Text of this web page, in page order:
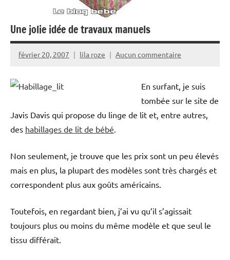
Une jolie idée de travaux manuels
février 20, 2007 lila roze Aucun commentaire
En surfant, je suis
tombée sur le site de
Javis Davis qui propose du linge de lit et, entre autres,
des habillages de lit de bébé
Non seulement, je trouve que les prix sont un peu élevés
mais en plus, la plupart des modèles sont très chargés et
correspondent plus aux goûts américains.
Toutefois, en regardant bien, j’ai vu qu’il s’agissait
toujours plus ou moins du même modèle et que seul le
tissu différait.